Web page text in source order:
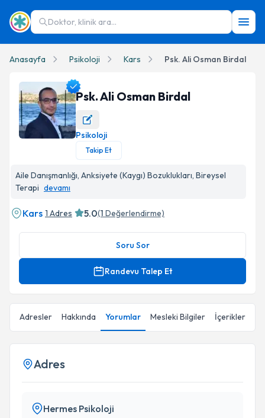
Doktor, klinik ara...
Anasayfa Psikoloji Kars Psk. Ali Osman Birdal
Psk. Ali Osman Birdal Profil Fotoğrafı
Psk. Ali Osman Birdal
Psikoloji
Takip Et
Aile Danışmanlığı, Anksiyete (Kaygı) Bozuklukları, Bireysel
Terapi devamı
Kars 1 Adres 5.0(1 Değerlendirme)
Soru Sor
Randevu Talep Et
Adresler Hakkında Yorumlar Mesleki Bilgiler İçerikler
Adres
Hermes Psikoloji